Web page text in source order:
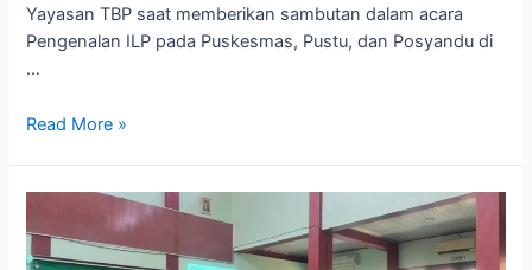
Yayasan TBP saat memberikan sambutan dalam acara
Pengenalan ILP pada Puskesmas, Pustu, dan Posyandu di
…
Read More »